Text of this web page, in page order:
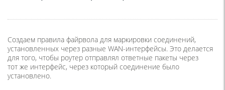
Создаем правила файрвола для маркировки соединений,
установленных через разные WAN-интерфейсы. Это делается
для того, чтобы роутер отправлял ответные пакеты через
тот же интерфейс, через который соединение было
установлено.